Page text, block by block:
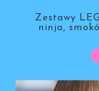
Zestawy
ninja,